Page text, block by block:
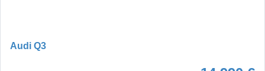
Audi Q3